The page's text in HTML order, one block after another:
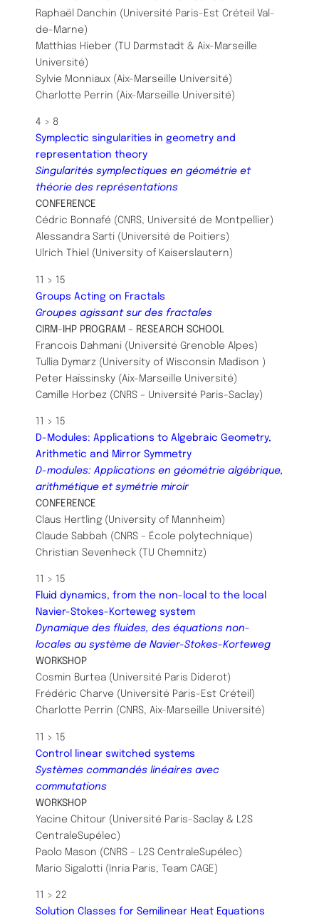
Raphaël Danchin (Université Paris-Est Créteil Val-
de-Marne)
Matthias Hieber (TU Darmstadt & Aix-Marseille
Université)
Sylvie Monniaux (Aix-Marseille Université)
Charlotte Perrin (Aix-Marseille Université)
4 > 8
Symplectic singularities in geometry and
representation theory
Singularités symplectiques en géométrie et
théorie des représentations
CONFERENCE
Cédric Bonnafé (CNRS, Université de Montpellier)
Alessandra Sarti (Université de Poitiers)
​Ulrich Thiel (University of Kaiserslautern)
​11 > 15
Groups Acting on Fractals
Groupes agissant sur des fractales
CIRM-IHP PROGRAM – RESEARCH SCHOOL
Francois Dahmani (Université Grenoble Alpes)
Tullia Dymarz (University of Wisconsin Madison )
Peter Haïssinsky (Aix-Marseille Université)
Camille Horbez (CNRS – Université Paris-Saclay)
11 > 15
D-Modules: Applications to Algebraic Geometry,
Arithmetic and Mirror Symmetry
D-modules: Applications en géométrie algébrique,
arithmétique et symétrie miroir
CONFERENCE
Claus Hertling (University of Mannheim)
Claude Sabbah (CNRS – École polytechnique)
Christian Sevenheck (TU Chemnitz)
11 > 15
Fluid dynamics, from the non-local to the local
Navier-Stokes-Korteweg system
Dynamique des fluides, des équations non-
locales au système de Navier-Stokes-Korteweg
WORKSHOP
Cosmin Burtea (Université Paris Diderot)
Frédéric Charve (Université Paris-Est Créteil)
Charlotte Perrin (CNRS, Aix-Marseille Université)
11 > 15
Control linear switched systems
Systèmes commandés linéaires avec
commutations
WORKSHOP
Yacine Chitour (Université Paris-Saclay & L2S
CentraleSupélec)
Paolo Mason (CNRS – L2S CentraleSupélec)
Mario Sigalotti (Inria Paris, Team CAGE)
11 > 22
Solution Classes for Semilinear Heat Equations